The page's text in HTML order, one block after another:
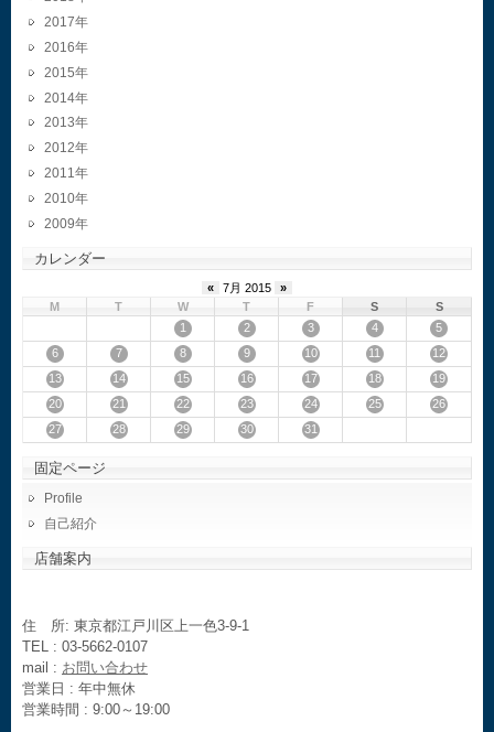
2017
2016
2015
2014
2013
2012
2011
2010
2009
カレンダー
« 7月 2015
»
M
T W T F S
S
1
2 3 4
5
6
7 8 9 10 11
12
13
14 15 16 17 18
19
20
21 22 23 24 25
26
27
28 29 30 31
固定ページ
Profile
自己紹介
店舗案内
住 所: 東京都江戸川区上一色3-9-1
TEL : 03-5662-0107
mail : お問い合わせ
営業日 : 年中無休
営業時間 : 9:00～19:00